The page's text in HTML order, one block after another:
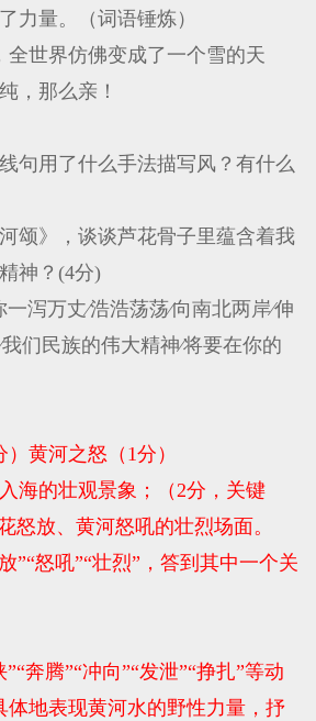
力量。（词语锤炼）
全世界仿佛变成了一个雪的天
，那么亲！
句用了什么手法描写风？有什么
颂》，谈谈芦花骨子里蕴含着我
神？(4分)
泻万丈∕浩浩荡荡∕向南北两岸∕伸
们民族的伟大精神∕将要在你的
黄河之怒（1分）
海的壮观景象；（2分，关键
怒放、黄河怒吼的壮烈场面。
”“怒吼”“壮烈”，答到其中一个关
奔腾”“冲向”“发泄”“挣扎”等动
体地表现黄河水的野性力量，抒